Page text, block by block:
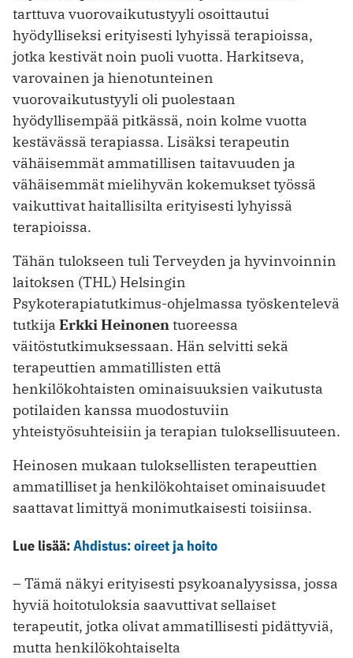
tarttuva vuorovaikutustyyli osoittautui
hyödylliseksi erityisesti lyhyissä terapioissa,
jotka kestivät noin puoli vuotta. Harkitseva,
varovainen ja hienotunteinen
vuorovaikutustyyli oli puolestaan
hyödyllisempää pitkässä, noin kolme vuotta
kestävässä terapiassa. Lisäksi terapeutin
vähäisemmät ammatillisen taitavuuden ja
vähäisemmät mielihyvän kokemukset työssä
vaikuttivat haitallisilta erityisesti lyhyissä
terapioissa.
Tähän tulokseen tuli Terveyden ja hyvinvoinnin
laitoksen (THL) Helsingin
Psykoterapiatutkimus-ohjelmassa työskentelevä
tutkija Erkki Heinonentuoreessa
väitöstutkimuksessaan. Hän selvitti sekä
terapeuttien ammatillisten että
henkilökohtaisten ominaisuuksien vaikutusta
potilaiden kanssa muodostuviin
yhteistyösuhteisiin ja terapian tuloksellisuuteen.
Heinosen mukaan tuloksellisten terapeuttien
ammatilliset ja henkilökohtaiset ominaisuudet
saattavat limittyä monimutkaisesti toisiinsa.
Lue lisää:Ahdistus: oireet ja hoito
– Tämä näkyi erityisesti psykoanalyysissa, jossa
hyviä hoitotuloksia saavuttivat sellaiset
terapeutit, jotka olivat ammatillisesti pidättyviä,
mutta henkilökohtaiselta